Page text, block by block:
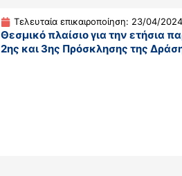
Τελευταία επικαιροποίηση: 23/04/2024
Θεσμικό πλαίσιο για την ετήσια
2ης και 3ης Πρόσκλησης της